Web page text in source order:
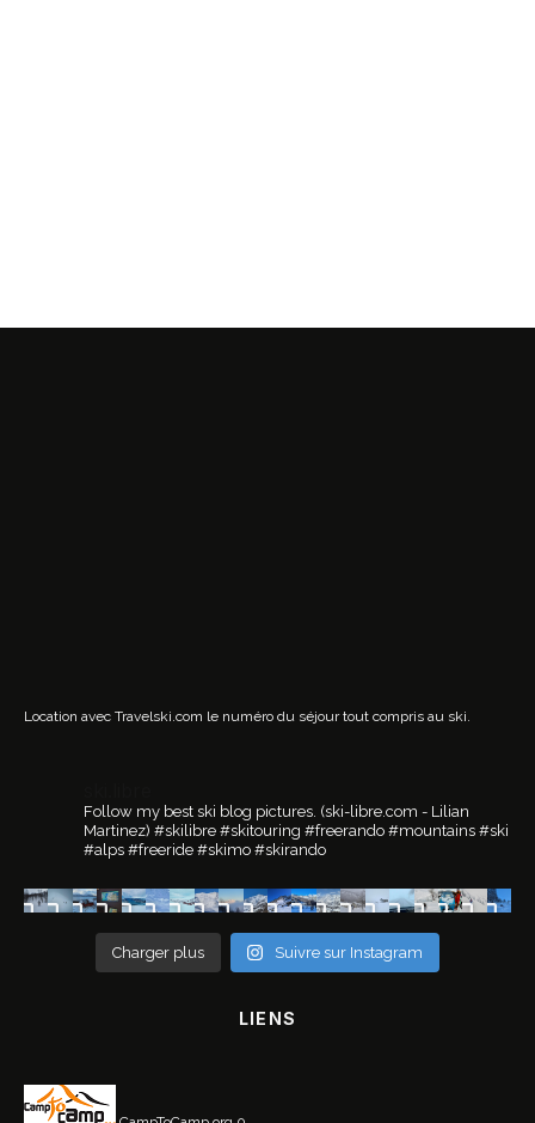
Location avec Travelski.com le numéro du séjour tout compris au ski.
Follow my best ski blog pictures. (ski-libre.com - Lilian
Martinez) #skilibre #skitouring #freerando #mountains #ski
#alps #freeride #skimo #skirando
Charger plus Suivre sur Instagram
LIENS